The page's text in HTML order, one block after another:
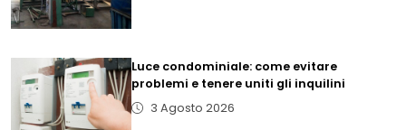
Luce condominiale: come evitare
problemi e tenere uniti gli inquilini
3 Agosto 2026